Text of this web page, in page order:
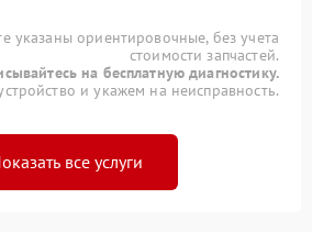
указаны ориентировочные, без учета
стоимости запчастей.
на бесплатную диагностику.
и укажем на неисправность.
все услуги